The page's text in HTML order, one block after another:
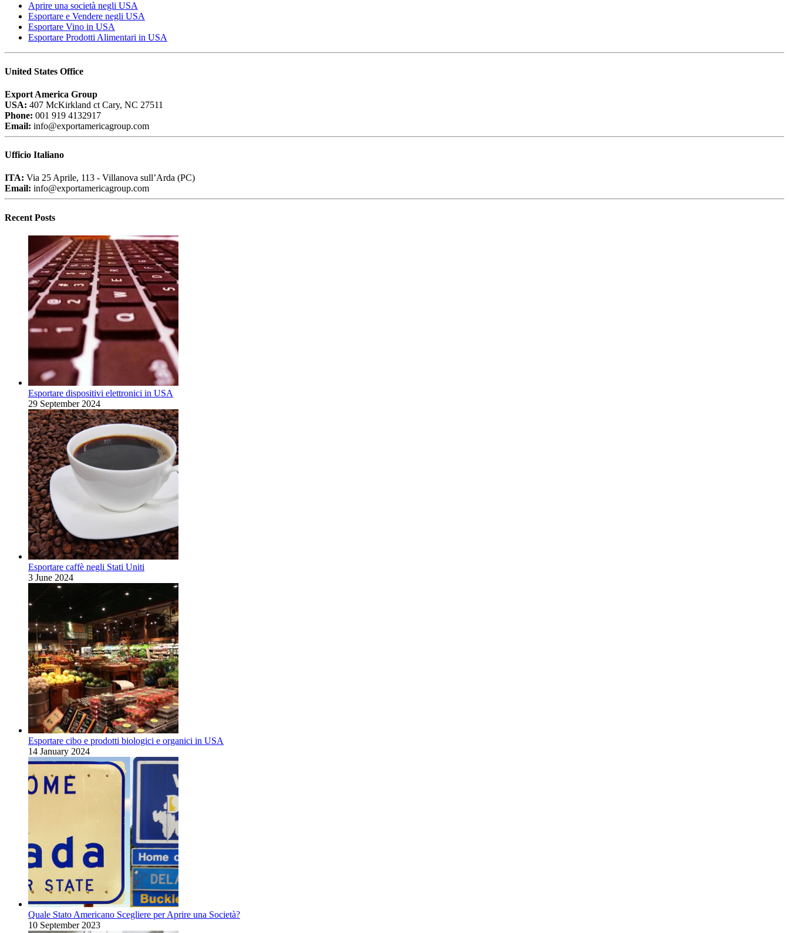
Aprire una società negli USA
Esportare e Vendere negli USA
Esportare Vino in USA
Esportare Prodotti Alimentari in USA
United States Office
Export America Group
USA: 407 McKirkland ct Cary, NC 27511
Phone: 001 919 4132917
Email: info@exportamericagroup.com
Ufficio Italiano
ITA: Via 25 Aprile, 113 - Villanova sull’Arda (PC)
Email: info@exportamericagroup.com
Recent Posts
Esportare dispositivi elettronici in USA
29 September 2024
Esportare caffè negli Stati Uniti
3 June 2024
Esportare cibo e prodotti biologici e organici in USA
14 January 2024
Quale Stato Americano Scegliere per Aprire una Società?
10 September 2023